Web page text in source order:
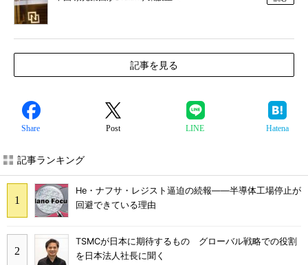
記事を見る
Share Post LINE Hatena
記事ランキング
He・ナフサ・レジスト逼迫の続報――半導体工場停止が
回避できている理由
TSMCが日本に期待するもの グローバル戦略での役割
を日本法人社長に聞く